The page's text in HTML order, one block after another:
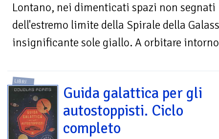
Lontano, nei dimenticati spazi non
dell'estremo limite della Spirale della
insignificante sole giallo. A orbitare
LIBRI
Guida galattica per gli
autostoppisti. Ciclo
completo